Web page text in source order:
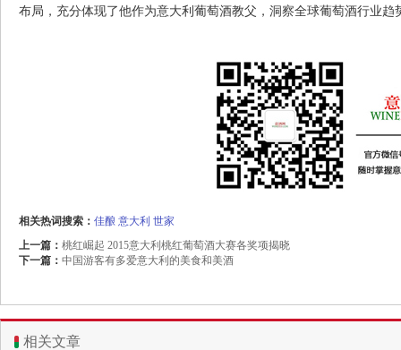
布局，充分体现了他作为意大利葡萄酒教父，洞察全球葡萄酒行业
相关热词搜索： 佳酿 意大利 世家
上一篇： 桃红崛起 2015意大利桃红葡萄酒大赛各奖项揭晓
下一篇： 中国游客有多爱意大利的美食和美酒
相关文章